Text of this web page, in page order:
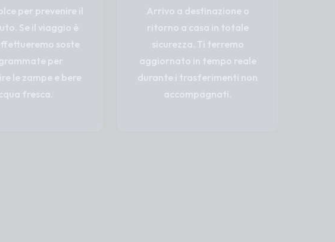
per prevenire il
Se il viaggio è
soste
per
le zampe e bere
fresca.
Arrivo a destinazione o
ritorno a casa in totale
sicurezza. Ti terremo
aggiornato in tempo reale
durante i trasferimenti non
accompagnati.